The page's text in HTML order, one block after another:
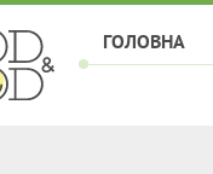
ГОЛОВНА